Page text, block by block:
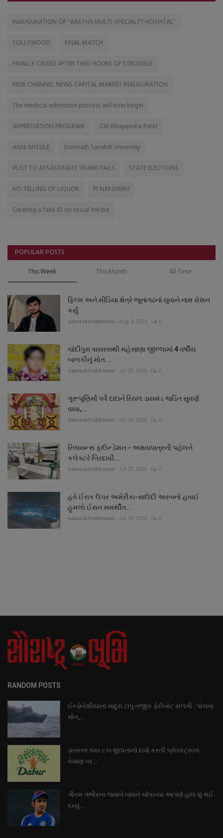
INAUGURATION OF "AASTHA MULTI-SPECIALTY HOSPITAL"
TOLLYWOOD
FINAL MATCH
FINALLY CAGED AFTER TWO HOURS OF STRUGGLE
NEW CHANNEL NEWS CAPITAL MARKET INAUGURATION
The medical admission process will now begin
APPRECIATION PROGRAM
.CM Bhupendra Patel
AGNI MISSILE
Somnath Sanskrit University
PLOT TO ASSASSINATE TRUMP FAILS
STATE ELECTIONS
NO SELLING OF LIQUOR
PI N.M.SHEKH
Creating a fake ID on social media
POPULAR POSTS
This Week This Month All Time
ફિલ્મ અને મીડિયા ક્ષેત્રે જૂનાગઢનાં યુવાને નામ રોશન
કર્યું
saurashtrabhoomi Aug 4, 2026 0
ચાંદીપુરા વાયરસથી મહેસાણા જીલ્લામાં 4 વર્ષીય
બાળકીનું મોત...
saurashtrabhoomi Jul 29, 2026 0
ગુરૂપૂણિર્માં પર્વે દાદાને રિયલ ડાયમંડ જડિત સુવર્ણ
વાઘા,...
saurashtrabhoomi Jul 29, 2026 0
રિલાયન્સ ફાઉન્ડેશન - અક્ષયપાત્રની પહેલને
કલેક્ટરે બિરદાવી...
saurashtrabhoomi Jul 29, 2026 0
હવે ઈરાક ઉપર અમેરીકા-સાઉદી અરબનો હવાઈ
હુમલો ઈરાન સમર્થીત...
saurashtrabhoomi Jul 29, 2026 0
RANDOM POSTS
ઈન્ડોનેશીયાના માદુરા ટાપુ નજીક ફેરીબોટ સળગી : પાંચના
મોત,...
ડાબરના ૧૦૦ ટકા શુધ્ધતાનો દાવો કરતી પ્રોડકટ્સના
વેચાણ પર...
ગૌતમ ગંભીરના જવાબે બધાને ચોંકાવ્યા આપણે હાલ શું થઈ
રહ્યું...